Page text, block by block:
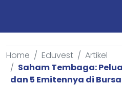
Home Eduvest
Artikel
Saham Tembaga:
dan 5 Emitennya di Bursa